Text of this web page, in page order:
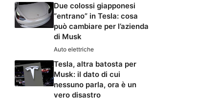
Due colossi giapponesi
“entrano” in Tesla: cosa
può cambiare per l’azienda
di Musk
Auto elettriche
Tesla, altra batosta per
Musk: il dato di cui
nessuno parla, ora è un
vero disastro